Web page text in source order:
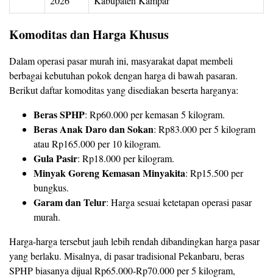
Komoditas dan Harga Khusus
Dalam operasi pasar murah ini, masyarakat dapat membeli
berbagai kebutuhan pokok dengan harga di bawah pasaran.
Berikut daftar komoditas yang disediakan beserta harganya:
Beras SPHP: Rp60.000 per kemasan 5 kilogram.
Beras Anak Daro dan Sokan: Rp83.000 per 5 kilogram
atau Rp165.000 per 10 kilogram.
Gula Pasir: Rp18.000 per kilogram.
Minyak Goreng Kemasan Minyakita: Rp15.500 per
bungkus.
Garam dan Telur: Harga sesuai ketetapan operasi pasar
murah.
Harga-harga tersebut jauh lebih rendah dibandingkan harga pasar
yang berlaku. Misalnya, di pasar tradisional Pekanbaru, beras
SPHP biasanya dijual Rp65.000-Rp70.000 per 5 kilogram,